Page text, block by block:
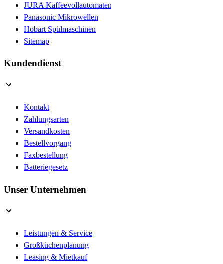
JURA Kaffeevollautomaten
Panasonic Mikrowellen
Hobart Spülmaschinen
Sitemap
Kundendienst
Kontakt
Zahlungsarten
Versandkosten
Bestellvorgang
Faxbestellung
Batteriegesetz
Unser Unternehmen
Leistungen & Service
Großküchenplanung
Leasing & Mietkauf